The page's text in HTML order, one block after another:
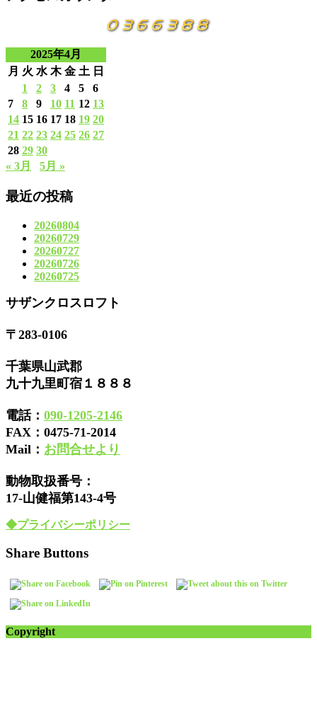
2025年4月
月 火 水 木 金 土 日
1
2 3 4 5
6
7
8 9 10 11 12 13
14 15 16 17 18 19 20
21 22 23 24 25 26 27
28 29 30
« 3月
5月 »
最近の投稿
20260804
20260729
20260727
20260726
20260725
サザンクロスロフト
〒283-0106
千葉県山武郡
九十九里町宿１８８８
電話： 090-1205-2146
FAX： 0475-71-2014
Mail： お問合せより
動物取扱番号：
17-山健福第143-4号
◆プライバシーポリシー
Share Buttons
Copyright